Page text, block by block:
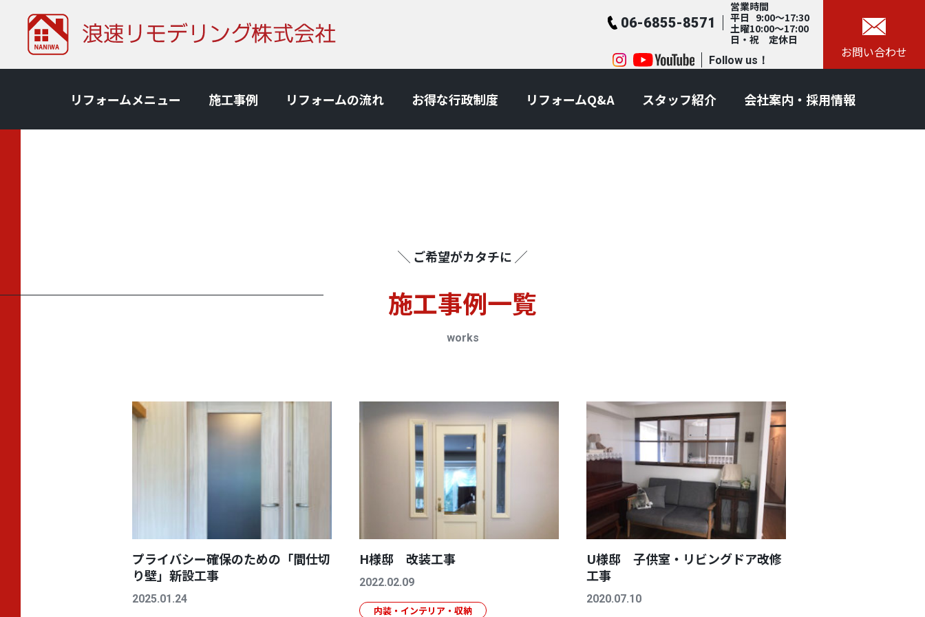
06-6855-8571
営業時間
平日 9:00～17:30
土曜10:00～17:00
日・祝 定休日
Follow us！ お問い合わせ
リフォームメニュー 施⼯事例 リフォームの流れ お得な⾏政制度 リフォームQ&A スタッフ紹介 会社案内・採用情報
╲ ご希望がカタチに ╱
施⼯事例一覧
works
プライバシー確保のための「間仕切
り壁」新設工事
2025.01.24
H様邸 改装工事
2022.02.09
内装・インテリア・収納
U様邸 子供室・リビングドア改修
工事
2020.07.10